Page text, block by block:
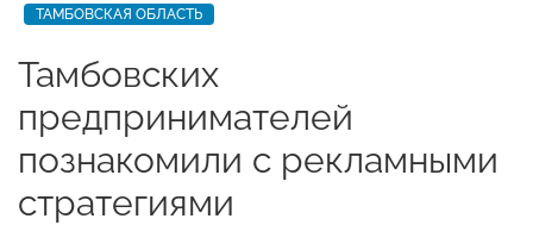
ТАМБОВСКАЯ ОБЛАСТЬ
Тамбовских
предпринимателей
познакомили с рекламными
стратегиями